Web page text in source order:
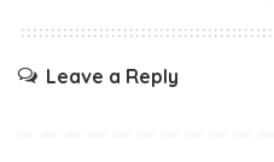
Leave a Reply